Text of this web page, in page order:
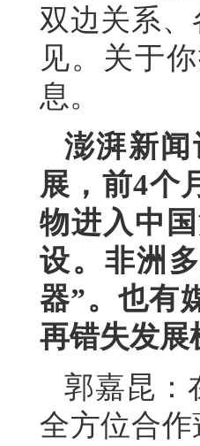
双边关系
见。关于
息。
澎湃新
展，前4个
物进入中
设。非洲
器”。也有
再错失发展
郭嘉昆：
全方位合